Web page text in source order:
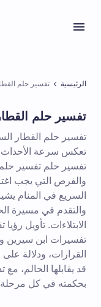
الرئيسية تفسير حلم
تفسير حلم
تفسير حلم القطار
تعكس سرعة الأحداث
تفسير حلم تفسير حلم
والفرص التي يجب
السريع في المنام
والتقدم في مسيرة
الابتلاءات. تأويل
تفسيرات ابن سيرين
القرارات، ودلالة
قد يقابلها الحالم،
بحكمته في كل